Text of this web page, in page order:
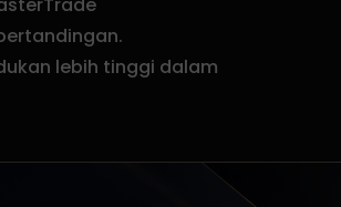
lebih tinggi dalam